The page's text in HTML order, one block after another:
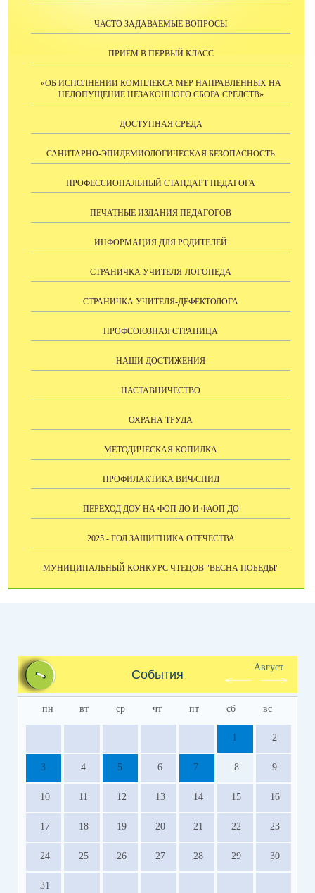
ЧАСТО ЗАДАВАЕМЫЕ ВОПРОСЫ
ПРИЁМ В ПЕРВЫЙ КЛАСС
«ОБ ИСПОЛНЕНИИ КОМПЛЕКСА МЕР НАПРАВЛЕННЫХ НА
НЕДОПУЩЕНИЕ НЕЗАКОННОГО СБОРА СРЕДСТВ»
ДОСТУПНАЯ СРЕДА
САНИТАРНО-ЭПИДЕМИОЛОГИЧЕСКАЯ БЕЗОПАСНОСТЬ
ПРОФЕССИОНАЛЬНЫЙ СТАНДАРТ ПЕДАГОГА
ПЕЧАТНЫЕ ИЗДАНИЯ ПЕДАГОГОВ
ИНФОРМАЦИЯ ДЛЯ РОДИТЕЛЕЙ
СТРАНИЧКА УЧИТЕЛЯ-ЛОГОПЕДА
СТРАНИЧКА УЧИТЕЛЯ-ДЕФЕКТОЛОГА
ПРОФСОЮЗНАЯ СТРАНИЦА
НАШИ ДОСТИЖЕНИЯ
НАСТАВНИЧЕСТВО
ОХРАНА ТРУДА
МЕТОДИЧЕСКАЯ КОПИЛКА
ПРОФИЛАКТИКА ВИЧ/СПИД
ПЕРЕХОД ДОУ НА ФОП ДО И ФАОП ДО
2025 - ГОД ЗАЩИТНИКА ОТЕЧЕСТВА
МУНИЦИПАЛЬНЫЙ КОНКУРС ЧТЕЦОВ "ВЕСНА ПОБЕДЫ"
События
Август
пн вт ср чт пт сб вс
1 2
3 4 5 6 7 8 9
10 11 12 13 14 15 16
17 18 19 20 21 22 23
24 25 26 27 28 29 30
31